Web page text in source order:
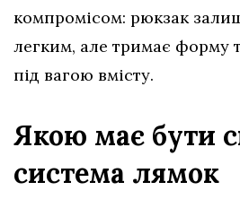
компромісом: рюкзак
легким, але тримає форму
під вагою вмісту.
Якою має бути
система лямок